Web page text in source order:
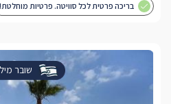
נישואין או ימי הולדת, שירות שטיפת
חשוב לדעת
בריכה פרטית לכל סוויטה. פרטיות מוחלטת!
שובר